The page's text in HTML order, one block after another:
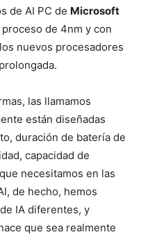
de AI PC de Microsoft
de 4nm y con
nuevos procesadores
las llamamos
están diseñadas
duración de batería de
capacidad de
necesitamos en las
de hecho, hemos
IA diferentes, y
que sea realmente